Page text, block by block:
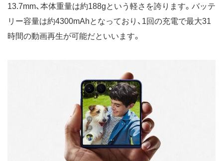
13.7mm、本体重量は約188gという軽さを誇ります。バッテ
リー容量は約4300mAhとなっており、1回の充電で最大31
時間の動画再生が可能だといいます。